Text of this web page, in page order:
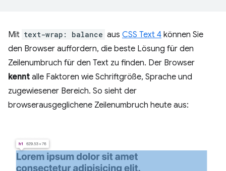
Mit text-wrap: balance aus CSS Text 4 können Sie
den Browser auffordern, die beste Lösung für den
Zeilenumbruch für den Text zu finden. Der Browser
kennt alle Faktoren wie Schriftgröße, Sprache und
zugewiesener Bereich. So sieht der
browserausgeglichene Zeilenumbruch heute aus: